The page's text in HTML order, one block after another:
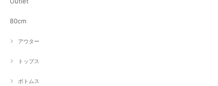
80cm
アウター
トップス
ボトムス